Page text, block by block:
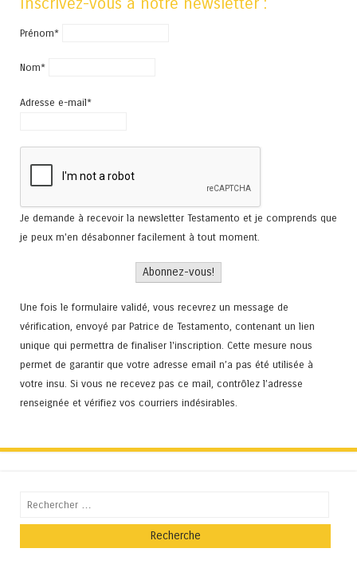
Prénom*
Nom*
Adresse e-mail*
Je demande à recevoir la newsletter Testamento et je comprends que
je peux m'en désabonner facilement à tout moment.
Une fois le formulaire validé, vous recevrez un message de
vérification, envoyé par Patrice de Testamento, contenant un lien
unique qui permettra de finaliser l'inscription. Cette mesure nous
permet de garantir que votre adresse email n’a pas été utilisée à
votre insu. Si vous ne recevez pas ce mail, contrôlez l’adresse
renseignée et vérifiez vos courriers indésirables.
Recherche